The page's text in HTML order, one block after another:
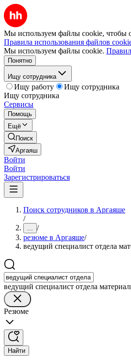
Мы используем файлы cookie, чтобы
Правила использования файлов
Мы используем файлы cookie.
Понятно
Ищу сотрудника
Ищу работу
Ищу сотрудника
Ищу сотрудника
Сервисы
Помощь
Ещё
Поиск
Аргаяш
Войти
Войти
Зарегистрироваться
Поиск сотрудников в Аргаяше
/
... /
резюме в Аргаяше/
ведущий специалист отдела
ведущий специалист отдела
Резюме
Найти